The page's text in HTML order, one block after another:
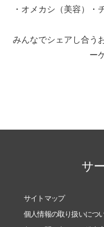
・ オメカシ（美容） ・
みんなでシェアし合う
ー
サ
サイトマップ
個人情報の取り扱いにつ